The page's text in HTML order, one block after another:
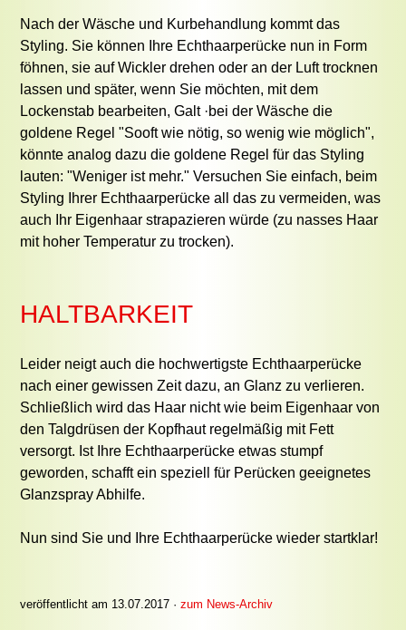
Nach der Wäsche und Kurbehandlung kommt das
Styling. Sie können Ihre Echthaarperücke nun in Form
föhnen, sie auf Wickler drehen oder an der Luft trocknen
lassen und später, wenn Sie möchten, mit dem
Lockenstab bearbeiten, Galt ·bei der Wäsche die
goldene Regel "Sooft wie nötig, so wenig wie möglich",
könnte analog dazu die goldene Regel für das Styling
lauten: "Weniger ist mehr." Versuchen Sie einfach, beim
Styling Ihrer Echthaarperücke all das zu vermeiden, was
auch Ihr Eigenhaar strapazieren würde (zu nasses Haar
mit hoher Temperatur zu trocken).
HALTBARKEIT
Leider neigt auch die hochwertigste Echthaarperücke
nach einer gewissen Zeit dazu, an Glanz zu verlieren.
Schließlich wird das Haar nicht wie beim Eigenhaar von
den Talgdrüsen der Kopfhaut regelmäßig mit Fett
versorgt. Ist Ihre Echthaarperücke etwas stumpf
geworden, schafft ein speziell für Perücken geeignetes
Glanzspray Abhilfe.
Nun sind Sie und Ihre Echthaarperücke wieder startklar!
veröffentlicht am 13.07.2017 ·zum News-Archiv